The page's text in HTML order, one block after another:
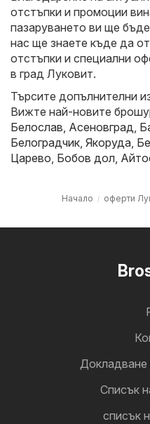
отстъпки и промоции
пазаруването ви ще
нас ще знаете къде да
отстъпки и специални
в град Луковит.
Търсите допълнителни
Вижте най-новите
Белослав, Асеновград,
Белоградчик, Якоруда,
Царево, Бобов дол,
Начало оферти
Cписък
списък